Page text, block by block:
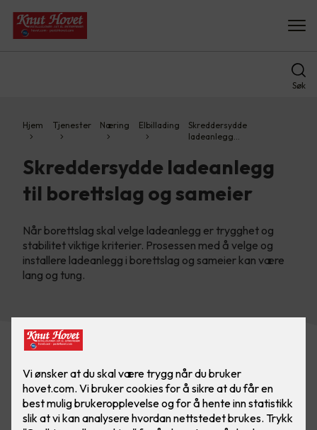
Søk
Hjem Tjenester Næring Elbillading
Skreddersydde
ladeanlegg…
Skreddersydde ladeanlegg
til borettslag og sameier
Når borettslag skal velge ladeanlegg er trygghet og
stabilitet viktige kriterier. Prosessen med å velge og
installere ladeanlegg i borettslag og sameier kan være
lang og tung.